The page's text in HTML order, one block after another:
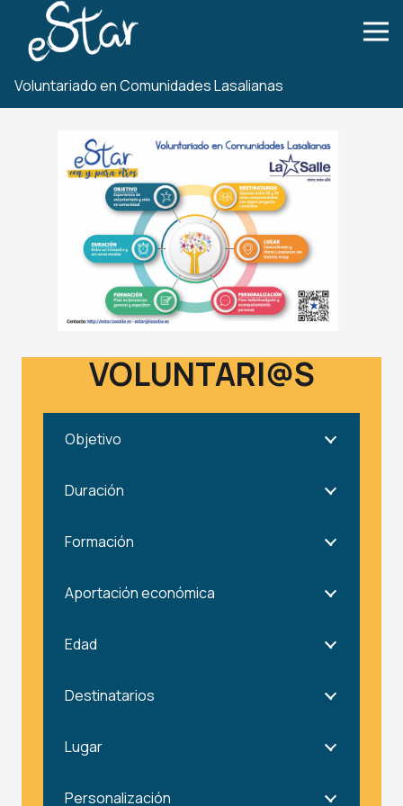
Voluntariado en Comunidades Lasalianas
VOLUNTARI@S
Objetivo
Duración
Formación
Aportación económica
Edad
Destinatarios
Lugar
Personalización